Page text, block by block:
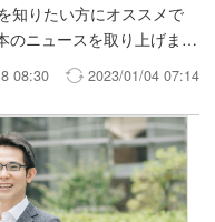
知りたい方にオススメで
のニュースを取り上げま
08:30 2023/01/04 07:14